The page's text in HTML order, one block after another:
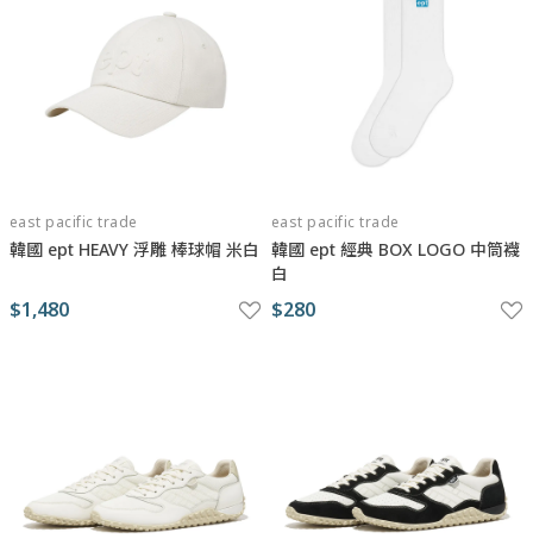
east pacific trade
韓國 ept HEAVY 浮雕 棒球帽 米白
$1,480
east pacific trade
韓國 ept 經典 BOX LOGO 中筒襪
白
$280